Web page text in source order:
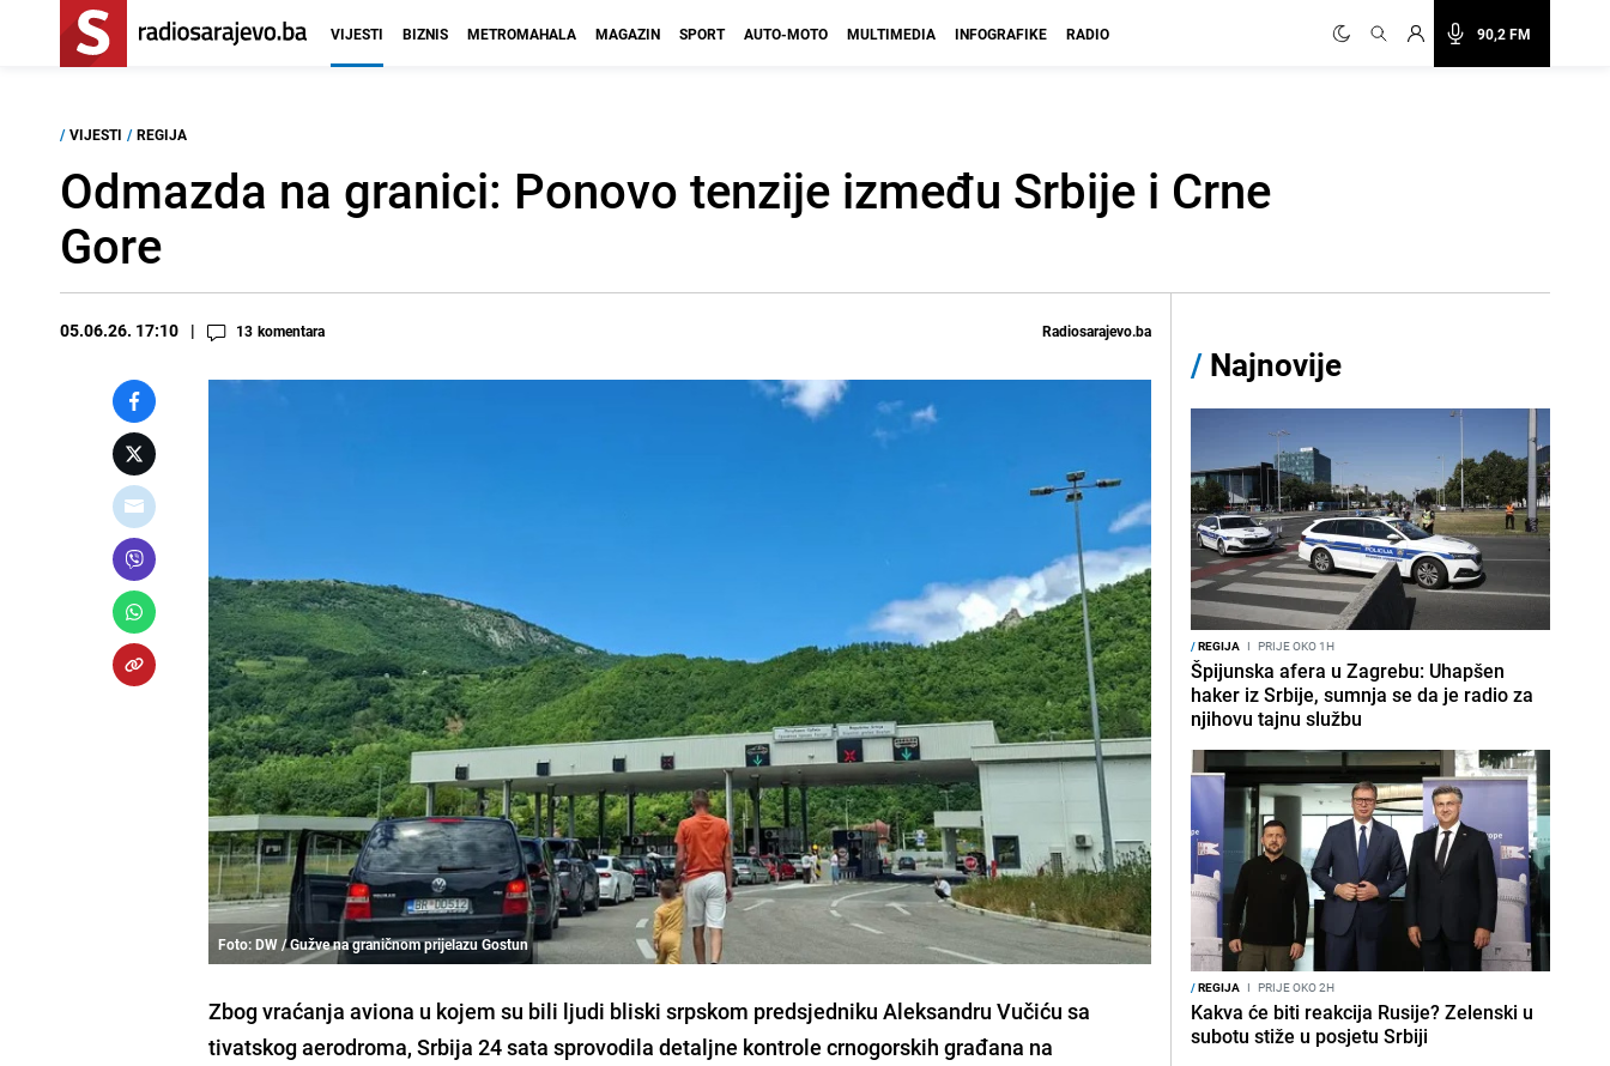
90,2 FM
VIJESTI BIZNIS METROMAHALA MAGAZIN SPORT AUTO-MOTO MULTIMEDIA INFOGRAFIKE RADIO
/ VIJESTI / REGIJA
Odmazda na granici: Ponovo tenzije između Srbije i Crne
Gore
05.06.26. 17:10 13 komentara Radiosarajevo.ba
Foto: DW / Gužve na graničnom prijelazu Gostun
Zbog vraćanja aviona u kojem su bili ljudi bliski srpskom predsjedniku Aleksandru Vučiću sa
tivatskog aerodroma, Srbija 24 sata sprovodila detaljne kontrole crnogorskih građana na
/ Najnovije
/REGIJA I PRIJE OKO 1H
Špijunska afera u Zagrebu: Uhapšen
haker iz Srbije, sumnja se da je radio za
njihovu tajnu službu
/REGIJA I PRIJE OKO 2H
Kakva će biti reakcija Rusije? Zelenski u
subotu stiže u posjetu Srbiji